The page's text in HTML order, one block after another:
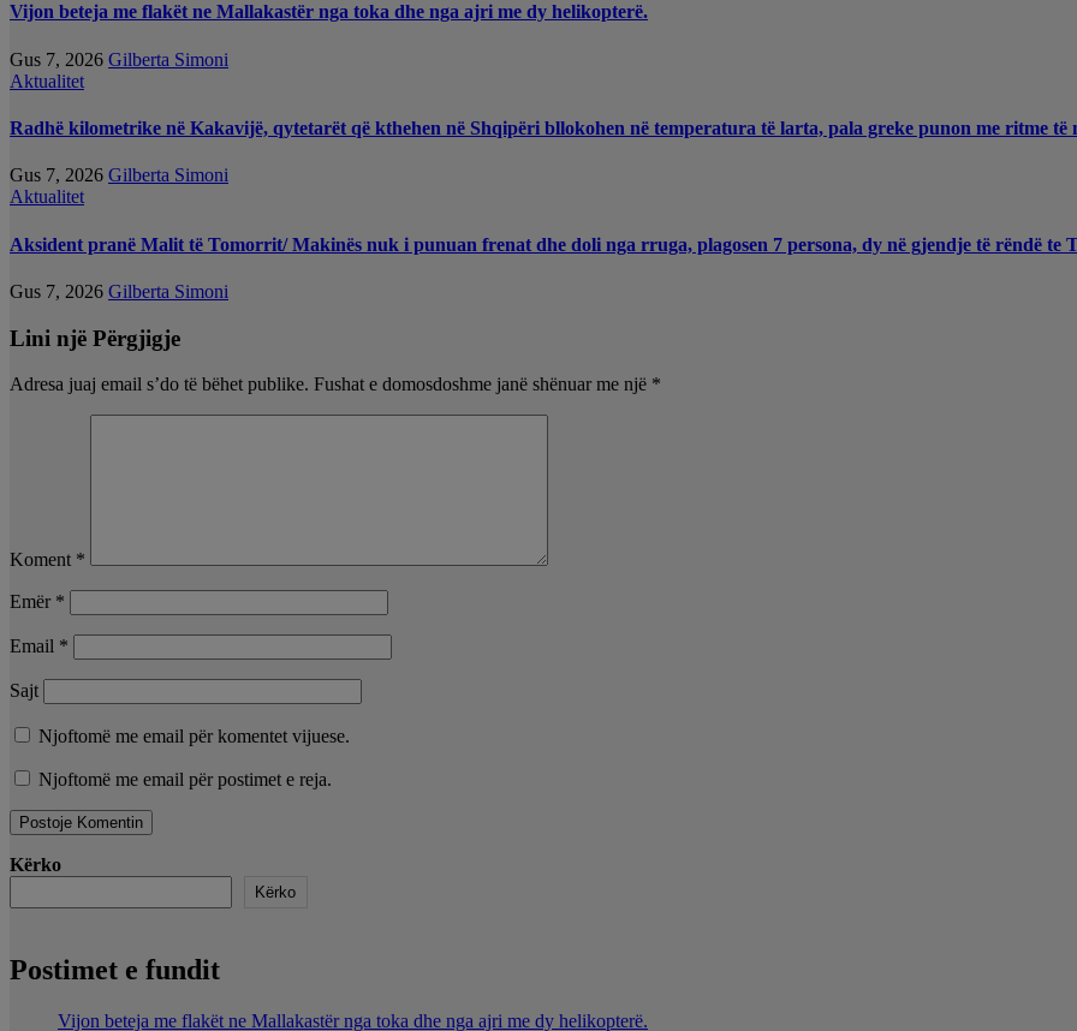
Vijon beteja me flakët ne Mallakastër nga toka dhe nga ajri me dy helikopterë.
Gus 7, 2026 Gilberta Simoni
Aktualitet
Radhë kilometrike në Kakavijë, qytetarët që kthehen në Shqipëri bllokohen në temperatura të larta, pala greke punon me ritme të
Gus 7, 2026 Gilberta Simoni
Aktualitet
Aksident pranë Malit të Tomorrit/ Makinës nuk i punuan frenat dhe doli nga rruga, plagosen 7 persona, dy në gjendje të rëndë te
Gus 7, 2026 Gilberta Simoni
Lini një Përgjigje
Adresa juaj email s’do të bëhet publike. Fushat e domosdoshme janë shënuar me një *
Koment *
Emër *
Email *
Sajt
Njoftomë me email për komentet vijuese.
Njoftomë me email për postimet e reja.
Kërko
Kërko
Postimet e fundit
Vijon beteja me flakët ne Mallakastër nga toka dhe nga ajri me dy helikopterë.